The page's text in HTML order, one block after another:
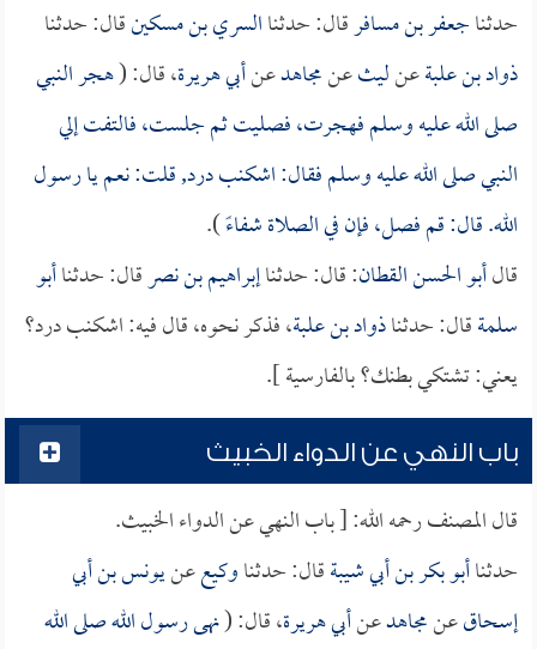
حدثناجعفر بن مسافرقال: حدثناالسري بن مسكينقال: حدثنا
ذواد بن علبةعنليثعنمجاهدعنأبي هريرة، قال: (هجر النبي
صلى الله عليه وسلم فهجرت، فصليت ثم جلست، فالتفت إلي
النبي صلى الله عليه وسلم فقال: اشكنب درد, قلت: نعم يا رسول
الله. قال: قم فصل، فإن في الصلاة شفاءً).
قالأبو الحسن القطان: قال: حدثناإبراهيم بن نصرقال: حدثناأبو
سلمةقال: حدثناذواد بن علبة، فذكر نحوه، قال فيه: اشكنب درد؟
يعني: تشتكي بطنك؟ بالفارسية ].
باب النهي عن الدواء الخبيث
قال المصنف رحمه الله: [ باب النهي عن الدواء الخبيث.
حدثناأبو بكر بن أبي شيبةقال: حدثناوكيععنيونس بن أبي
إسحاقعنمجاهدعنأبي هريرة، قال: (نهى رسول الله صلى الله